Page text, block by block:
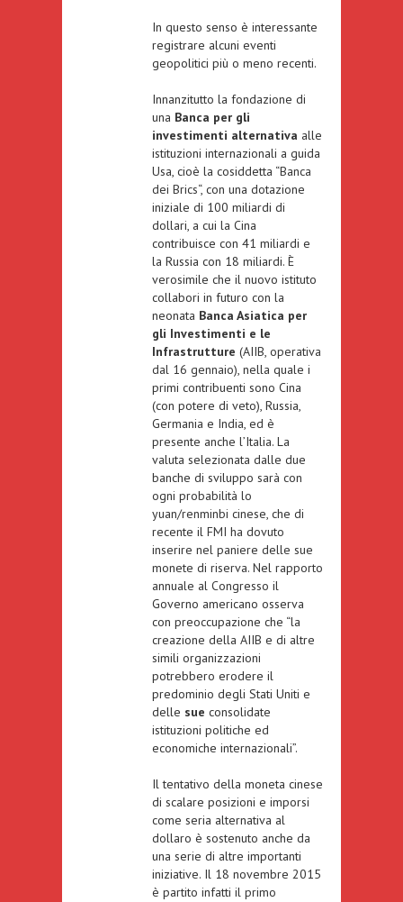
In questo senso è interessante
registrare alcuni eventi
geopolitici più o meno recenti.
Innanzitutto la fondazione di
una Banca per gli
investimenti alternativa alle
istituzioni internazionali a guida
Usa, cioè la cosiddetta “Banca
dei Brics“, con una dotazione
iniziale di 100 miliardi di
dollari, a cui la Cina
contribuisce con 41 miliardi e
la Russia con 18 miliardi. È
verosimile che il nuovo istituto
collabori in futuro con la
neonata Banca Asiatica per
gli Investimenti e le
Infrastrutture (AIIB, operativa
dal 16 gennaio), nella quale i
primi contribuenti sono Cina
(con potere di veto), Russia,
Germania e India, ed è
presente anche l’Italia. La
valuta selezionata dalle due
banche di sviluppo sarà con
ogni probabilità lo
yuan/renminbi cinese, che di
recente il FMI ha dovuto
inserire nel paniere delle sue
monete di riserva. Nel rapporto
annuale al Congresso il
Governo americano osserva
con preoccupazione che “la
creazione della AIIB e di altre
simili organizzazioni
potrebbero erodere il
predominio degli Stati Uniti e
delle sue consolidate
istituzioni politiche ed
economiche internazionali”.
Il tentativo della moneta cinese
di scalare posizioni e imporsi
come seria alternativa al
dollaro è sostenuto anche da
una serie di altre importanti
iniziative. Il 18 novembre 2015
è partito infatti il primo